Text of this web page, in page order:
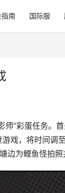
指南 国际服
”彩蛋任务。
戏，将时间调
为鲤鱼怪拍照